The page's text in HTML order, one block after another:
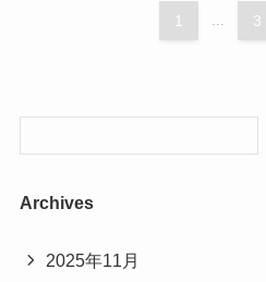
1 3
Archives
2025年11月